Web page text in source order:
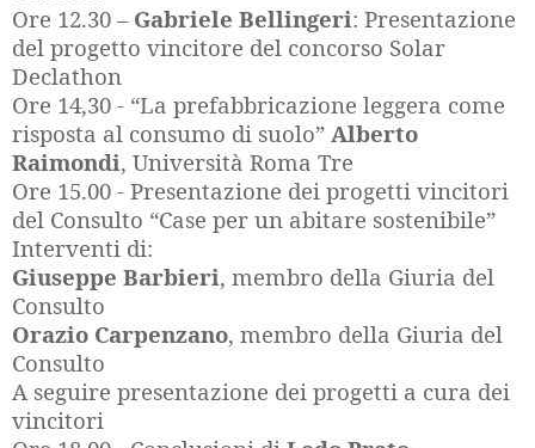
Ore 12.30 – Gabriele Bellingeri: Presentazione
del progetto vincitore del concorso Solar
Declathon
Ore 14,30 - “La prefabbricazione leggera come
risposta al consumo di suolo” Alberto
Raimondi, Università Roma Tre
Ore 15.00 - Presentazione dei progetti vincitori
del Consulto “Case per un abitare sostenibile”
Interventi di:
Giuseppe Barbieri, membro della Giuria del
Consulto
Orazio Carpenzano, membro della Giuria del
Consulto
A seguire presentazione dei progetti a cura dei
vincitori